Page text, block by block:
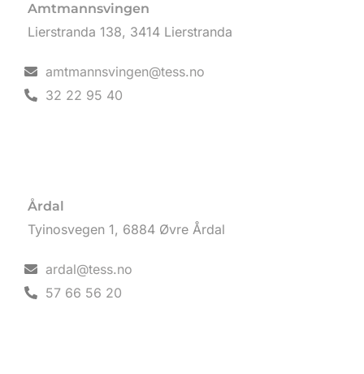
Amtmannsvingen
Lierstranda 138, 3414 Lierstranda
amtmannsvingen@tess.no
32 22 95 40
Årdal
Tyinosvegen 1, 6884 Øvre Årdal
ardal@tess.no
57 66 56 20